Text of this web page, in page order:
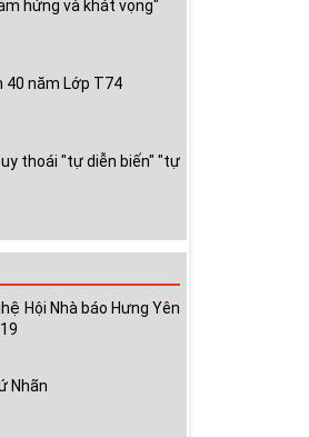
hứng và khát vọng"
40 năm Lớp T74
thoái "tự diễn biến" "tự
Hội Nhà báo Hưng Yên
Nhãn